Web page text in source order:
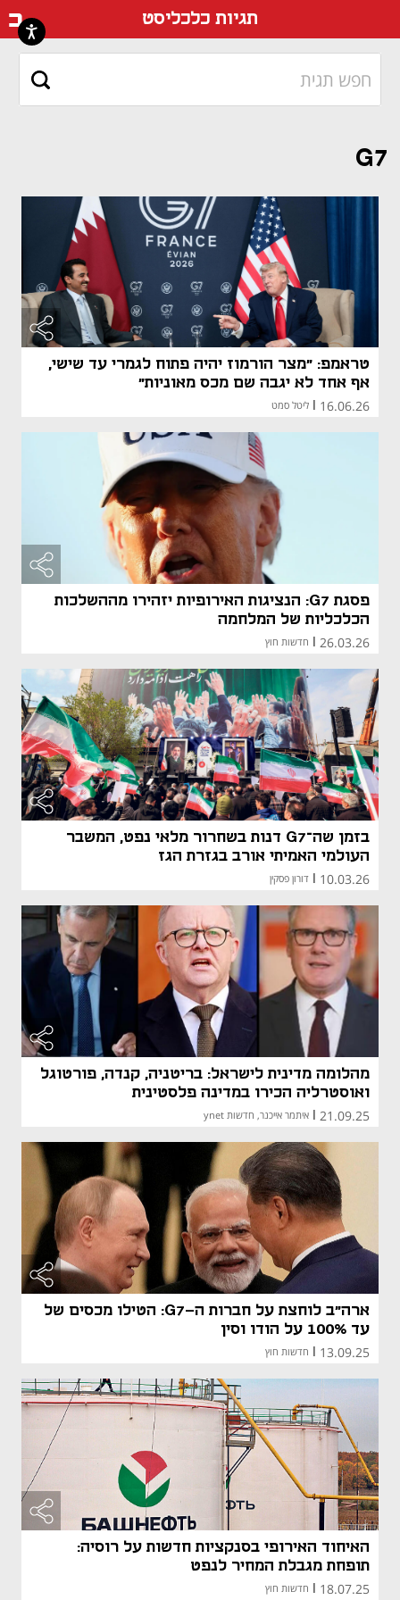
תגיות כלכליסט
G7
טראמפ: "מצר הורמוז יהיה פתוח לגמרי עד שישי,
אף אחד לא יגבה שם מכס מאוניות"
16.06.26 ליטל סמט
פסגת G7: הנציגות האירופיות יזהירו מההשלכות
הכלכליות של המלחמה
26.03.26 חדשות חוץ
בזמן שה־G7 דנות בשחרור מלאי נפט, המשבר
העולמי האמיתי אורב בגזרת הגז
10.03.26 דורון פסקין
מהלומה מדינית לישראל: בריטניה, קנדה, פורטוגל
ואוסטרליה הכירו במדינה פלסטינית
21.09.25 איתמר אייכנר, חדשות ynet
ארה"ב לוחצת על חברות ה-G7: הטילו מכסים של
עד 100% על הודו וסין
13.09.25 חדשות חוץ
האיחוד האירופי בסנקציות חדשות על רוסיה:
תופחת מגבלת המחיר לנפט
18.07.25
| חדשות חוץ